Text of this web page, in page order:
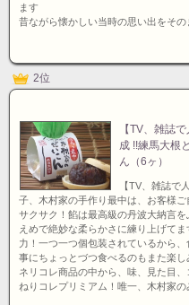
ます
昔ながら懐かしい当時の思い出をそ
2位
【TV、雑誌
成 !!練馬大根
ん（6ヶ）
【TV、雑誌で
子、木村家の手作り最中は、お客様
サクサク！餡は最高級の丹波大納言
えめで絶妙な柔らかさに練り上げて
力！一つ一つ個包装されているから
事にちょっとづつ食べるのもまた楽し
ネリコレ商品の中から、味、見た目
ねりコレプリミアム！唯一、木村家の